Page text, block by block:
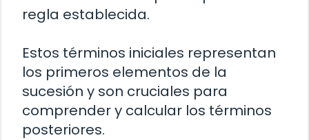
regla establecida.
Estos términos iniciales representan
los primeros elementos de la
sucesión y son cruciales para
comprender y calcular los términos
posteriores.